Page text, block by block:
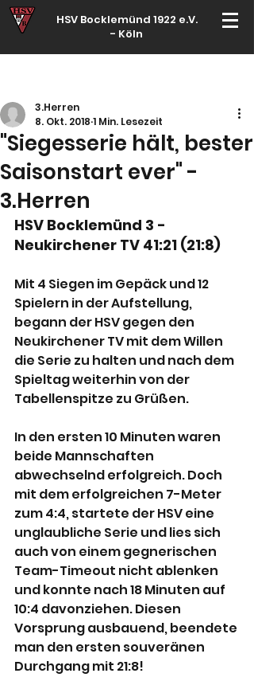
HSV Bocklemünd 1922 e.V.
- Köln
"Siegesserie hält, bester
Saisonstart ever" -
3.Herren
3.Herren
8. Okt. 2018 1 Min. Lesezeit
HSV Bocklemünd 3 -
Neukirchener TV 41:21 (21:8)
Mit 4 Siegen im Gepäck und 12
Spielern in der Aufstellung,
begann der HSV gegen den
Neukirchener TV mit dem Willen
die Serie zu halten und nach dem
Spieltag weiterhin von der
Tabellenspitze zu Grüßen.
In den ersten 10 Minuten waren
beide Mannschaften
abwechselnd erfolgreich. Doch
mit dem erfolgreichen 7-Meter
zum 4:4, startete der HSV eine
unglaubliche Serie und lies sich
auch von einem gegnerischen
Team-Timeout nicht ablenken
und konnte nach 18 Minuten auf
10:4 davonziehen. Diesen
Vorsprung ausbauend, beendete
man den ersten souveränen
Durchgang mit 21:8!